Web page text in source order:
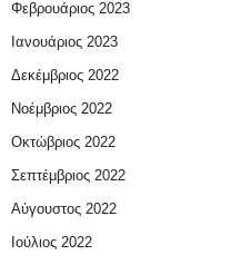
Φεβρουάριος 2023
Ιανουάριος 2023
Δεκέμβριος 2022
Νοέμβριος 2022
Οκτώβριος 2022
Σεπτέμβριος 2022
Αύγουστος 2022
Ιούλιος 2022